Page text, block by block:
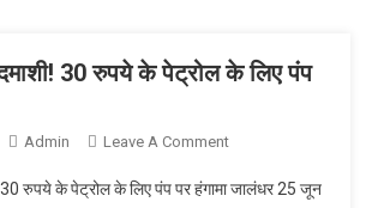
30 रुपये के पेट्रोल के लिए पंप
Admin Leave A CommentOn 3 युवकों की
पेट्रोल के लिए पंप पर
30 रुपये के पेट्रोल के लिए पंप पर हंगामा जालंधर 25 जून